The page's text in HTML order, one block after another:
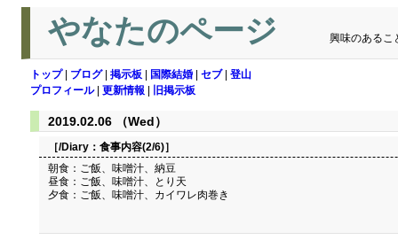
やなたのページ 興味のあるこ
トップ| ブログ| 掲示板 国際結婚 セブ| 登山
プロフィール| 更新情報 旧掲示板
2019.02.06 （Wed）
［/Diary： 食事内容(2/6)］
朝食：ご飯、味噌汁、納豆
昼食：ご飯、味噌汁、とり天
夕食：ご飯、味噌汁、カイワレ肉巻き